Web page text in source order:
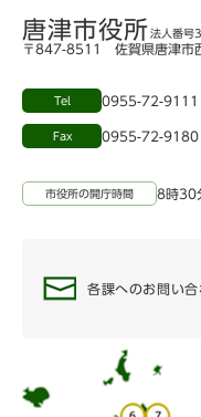
唐津市役所 法人番
〒847-8511 佐賀県唐津市
Tel 0955-72-9111
Fax 0955-72-9180
市役所の開庁時間 8時30
各課へのお問い合